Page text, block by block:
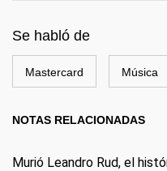
Se habló de
Mastercard Música
NOTAS RELACIONADAS
Murió Leandro Rud, el